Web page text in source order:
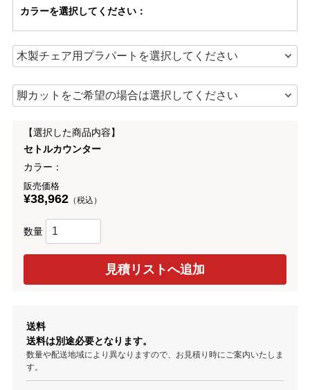
カラーを選択してください：
【選択した商品内容】
セトルカウンター
カラー：
販売価格
¥38,962（税込）
数量
送料
送料は別途必要となります。
数量や配送地域により異なりますので、お見積り時にご案内いたしま
す。